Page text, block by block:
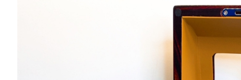
Hộp Đựng Trang Sức -
bằng Da, bằng Gỗ tại
01-04-2026
Hãy bảo về những chiếc đồng hồ yêu
bạn bằng Hộp Đựng Đồng Hồ Đeo